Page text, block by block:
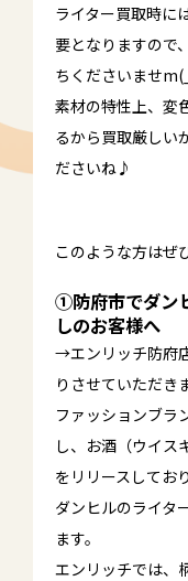
ライター買取時に
要となりますので
ちくださいませ
素材の特性上、変
るから買取厳しい
ださいね♪
このような方はぜ
①防府市でダン
しのお客様へ
→エンリッチ防府
りさせていただき
ファッションブラ
し、お酒（ウイス
をリリースしてお
ダンヒルのライタ
ます。
エンリッチでは、